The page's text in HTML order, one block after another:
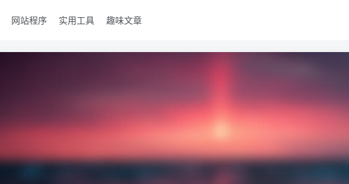
网站程序 实用工具 趣味文章